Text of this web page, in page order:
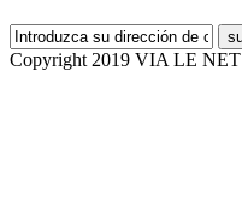
Copyright 2019 VIA LE NET